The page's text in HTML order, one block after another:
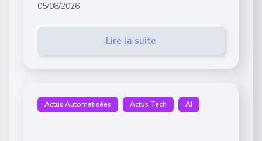
05/08/2026
Lire la suite
Actus Automatisées Actus Tech AI